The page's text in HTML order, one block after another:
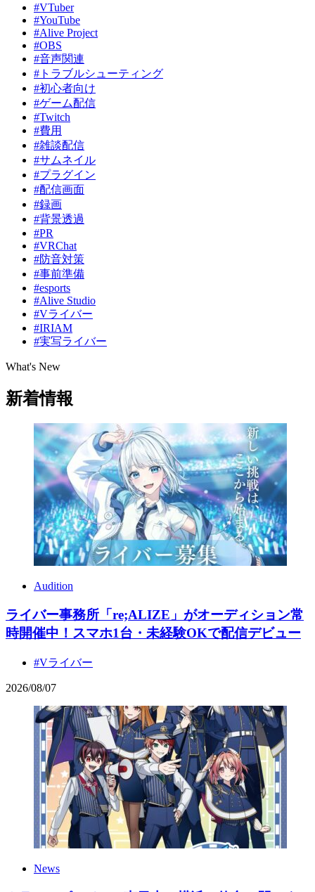
#VTuber
#YouTube
#Alive Project
#OBS
#音声関連
#トラブルシューティング
#初心者向け
#ゲーム配信
#Twitch
#費用
#雑談配信
#サムネイル
#プラグイン
#配信画面
#録画
#背景透過
#PR
#VRChat
#防音対策
#事前準備
#esports
#Alive Studio
#Vライバー
#IRIAM
#実写ライバー
What's New
新着情報
Audition
ライバー事務所「re;ALIZE」がオーディション常
時開催中！スマホ1台・未経験OKで配信デビュー
#Vライバー
2026/08/07
News